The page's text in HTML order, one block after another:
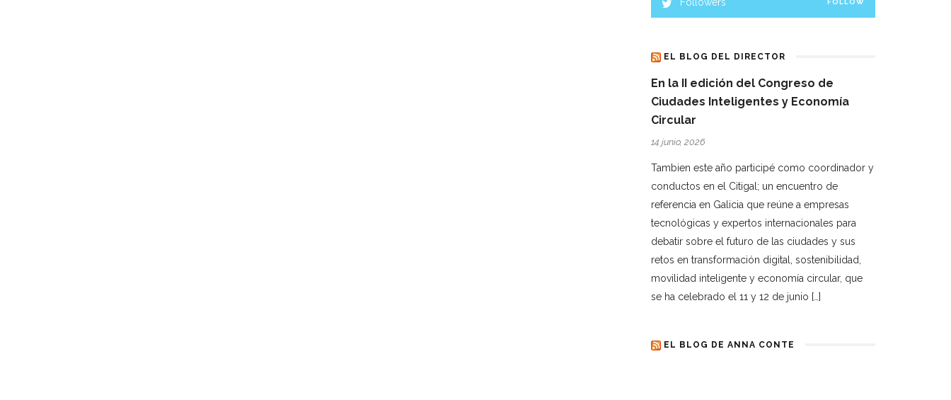
Followers FOLLOW
EL BLOG DEL DIRECTOR
En la II edición del Congreso de
Ciudades Inteligentes y Economía
Circular
14 junio, 2026
Tambien este año participé como coordinador y
conductos en el Citigal; un encuentro de
referencia en Galicia que reúne a empresas
tecnológicas y expertos internacionales para
debatir sobre el futuro de las ciudades y sus
retos en transformación digital, sostenibilidad,
movilidad inteligente y economía circular, que
se ha celebrado el 11 y 12 de junio […]
EL BLOG DE ANNA CONTE